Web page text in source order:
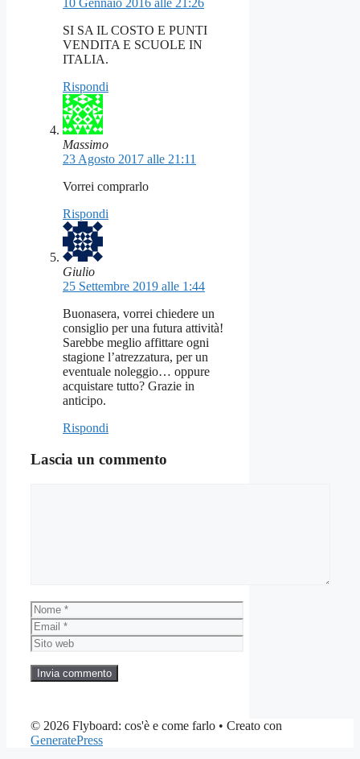
10 Gennaio 2016 alle 21:26
SI SA IL COSTO E PUNTI
VENDITA E SCUOLE IN
ITALIA.
Rispondi
Massimo
23 Agosto 2017 alle 21:11
Vorrei comprarlo
Rispondi
Giulio
25 Settembre 2019 alle 1:44
Buonasera, vorrei chiedere un
consiglio per una futura attività!
Sarebbe meglio affittare ogni
stagione l’atrezzatura, per un
eventuale noleggio… oppure
acquistare tutto? Grazie in
anticipo.
Rispondi
Lascia un commento
Nome
Email
Sito
web
© 2026 Flyboard: cos'è e come farlo • Creato con
GeneratePress